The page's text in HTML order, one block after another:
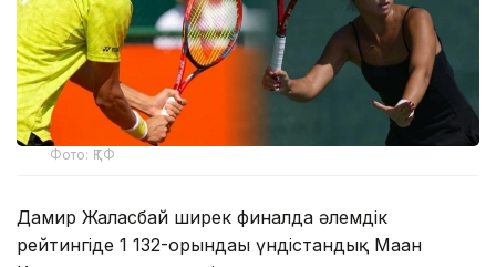
Фото: ҚТФ
Дамир Жалғасбай ширек финалда әлемдік
рейтингіде 1 132-орындағы үндістандық Маан